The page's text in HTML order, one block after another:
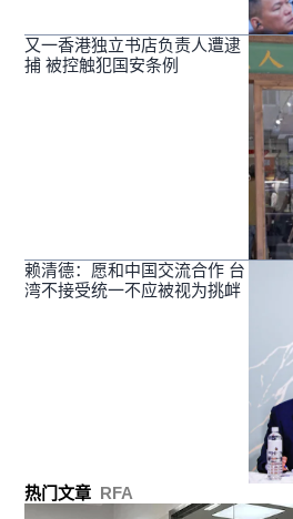
又一香港独立书店负责人遭逮
捕 被控触犯国安条例
赖清德：愿和中国交流合作 台
湾不接受统一不应被视为挑衅
热门文章 RFA